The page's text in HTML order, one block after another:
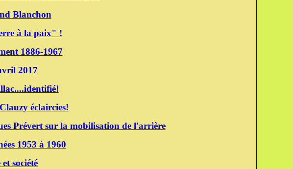
Blanchon
à la paix" !
1886-1967
2017
éclaircies!
Prévert sur la mobilisation de l'arrière
1953 à 1960
société